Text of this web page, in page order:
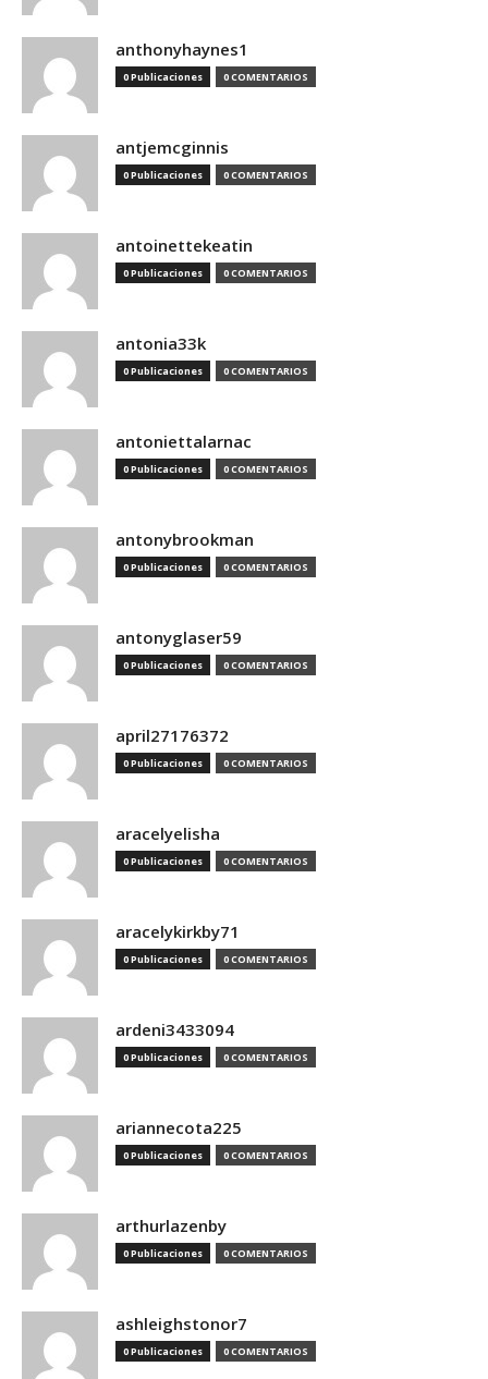
anthonyhaynes1
0 Publicaciones 0 COMENTARIOS
antjemcginnis
0 Publicaciones 0 COMENTARIOS
antoinettekeatin
0 Publicaciones 0 COMENTARIOS
antonia33k
0 Publicaciones 0 COMENTARIOS
antoniettalarnac
0 Publicaciones 0 COMENTARIOS
antonybrookman
0 Publicaciones 0 COMENTARIOS
antonyglaser59
0 Publicaciones 0 COMENTARIOS
april27176372
0 Publicaciones 0 COMENTARIOS
aracelyelisha
0 Publicaciones 0 COMENTARIOS
aracelykirkby71
0 Publicaciones 0 COMENTARIOS
ardeni3433094
0 Publicaciones 0 COMENTARIOS
ariannecota225
0 Publicaciones 0 COMENTARIOS
arthurlazenby
0 Publicaciones 0 COMENTARIOS
ashleighstonor7
0 Publicaciones 0 COMENTARIOS